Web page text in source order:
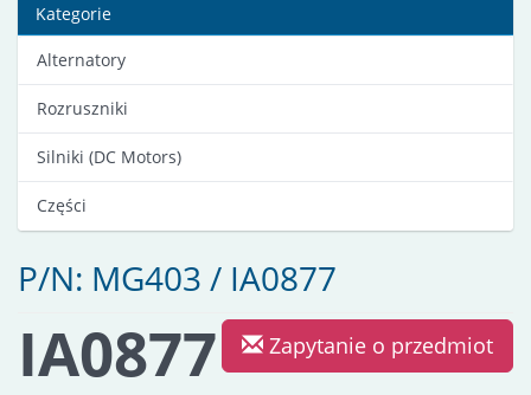
Kategorie
Alternatory
Rozruszniki
Silniki (DC Motors)
Części
P/N: MG403 / IA0877
Zapytanie o przedmiot
IA0877